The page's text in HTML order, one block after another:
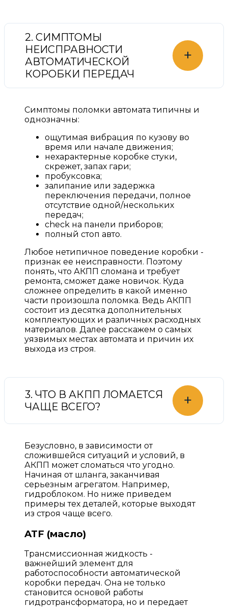
2. СИМПТОМЫ
НЕИСПРАВНОСТИ
АВТОМАТИЧЕСКОЙ
КОРОБКИ ПЕРЕДАЧ
+
Симптомы поломки автомата типичны и
однозначны:
ощутимая вибрация по кузову во
время или начале движения;
нехарактерные коробке стуки,
скрежет, запах гари;
пробуксовка;
залипание или задержка
переключения передачи, полное
отсутствие одной/нескольких
передач;
check на панели приборов;
полный стоп авто.
Любое нетипичное поведение коробки -
признак ее неисправности. Поэтому
понять, что АКПП сломана и требует
ремонта, сможет даже новичок. Куда
сложнее определить в какой именно
части произошла поломка. Ведь АКПП
состоит из десятка дополнительных
комплектующих и различных расходных
материалов. Далее расскажем о самых
уязвимых местах автомата и причин их
выхода из строя.
3. ЧТО В АКПП ЛОМАЕТСЯ
ЧАЩЕ ВСЕГО?
+
Безусловно, в зависимости от
сложившейся ситуаций и условий, в
АКПП может сломаться что угодно.
Начиная от шланга, заканчивая
серьезным агрегатом. Например,
гидроблоком. Но ниже приведем
примеры тех деталей, которые выходят
из строя чаще всего.
ATF (масло)
Трансмиссионная жидкость -
важнейший элемент для
работоспособности автоматической
коробки передач. Она не только
становится основой работы
гидротрансформатора, но и передает